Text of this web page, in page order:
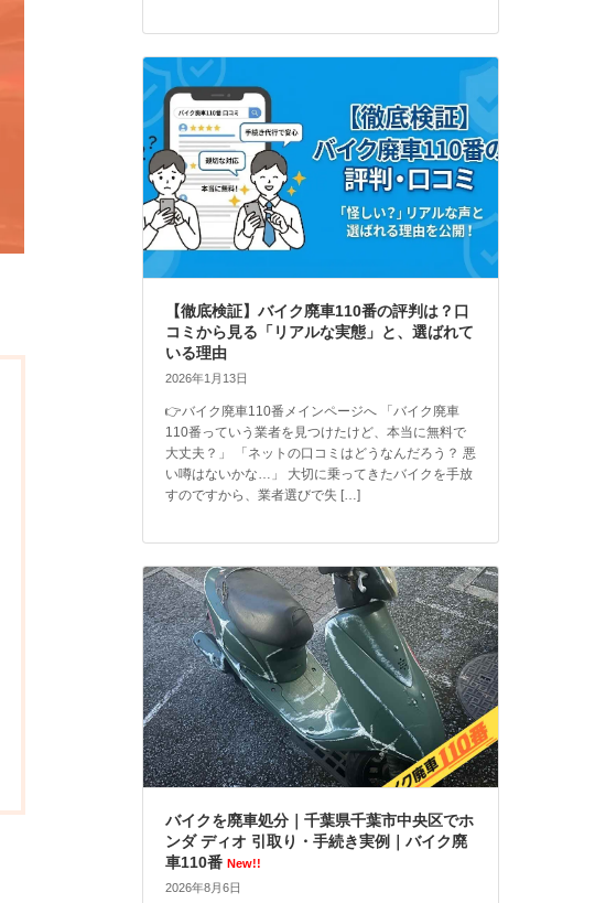
【徹底検証】バイク廃車110番の評判は？口
コミから見る「リアルな実態」と、選ばれて
いる理由
2026年1月13日
👉バイク廃車110番メインページへ 「バイク廃車
110番っていう業者を見つけたけど、本当に無料で
大丈夫？」 「ネットの口コミはどうなんだろう？ 悪
い噂はないかな…」 大切に乗ってきたバイクを手放
すのですから、業者選びで失 […]
バイクを廃車処分｜千葉県千葉市中央区でホ
ンダ ディオ 引取り・手続き実例｜バイク廃
車110番 New!!
2026年8月6日